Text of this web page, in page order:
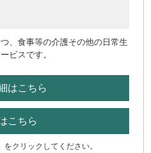
、食事等の介護その他の日常生
ビスです。
はこちら
こちら
クリックしてください。